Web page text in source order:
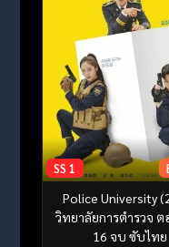
SS 1
Police University
วิทยาลัยการตำรวจ
16 จบ ซับไทย